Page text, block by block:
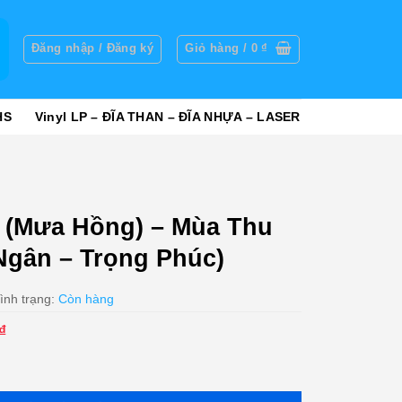
Đăng nhập / Đăng ký Giỏ hàng / 0₫
Vinyl LP – ĐĨA THAN – ĐĨA NHỰA – LASER
Hồng) – Mùa Thu
– Trọng Phúc)
trạng: Còn hàng
₫Giá
là:
Thu Lá Bay (Thanh Ngân - Trọng Phúc) số lượng